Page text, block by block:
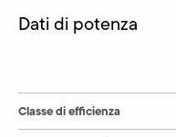
Dati di potenza
Classe di efficienza